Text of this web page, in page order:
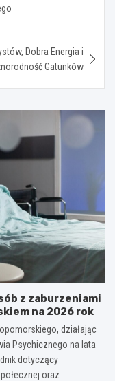
Dobra Energia i
Gatunków
z zaburzeniami
na 2026 rok
działając
Psychicznego na lata
dotyczący
oraz